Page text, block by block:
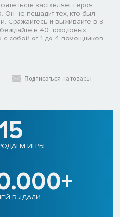
заставляет героя
Он не пощадит тех, кто был
Сражайтесь и выживайте в 8
в 40 походовых
с собой от 1 до 4 помощников.
Подписаться на товары
ИГРЫ
ВЫДАЛИ